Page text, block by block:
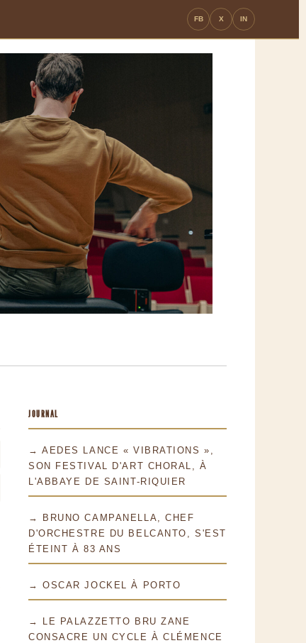
FB X IN
JOURNAL
→ AEDES LANCE « VIBRATIONS »,
SON FESTIVAL D'ART CHORAL, À
L'ABBAYE DE SAINT-RIQUIER
→ BRUNO CAMPANELLA, CHEF
D'ORCHESTRE DU BELCANTO, S'EST
ÉTEINT À 83 ANS
→ OSCAR JOCKEL À PORTO
→ LE PALAZZETTO BRU ZANE
CONSACRE UN CYCLE À CLÉMENCE